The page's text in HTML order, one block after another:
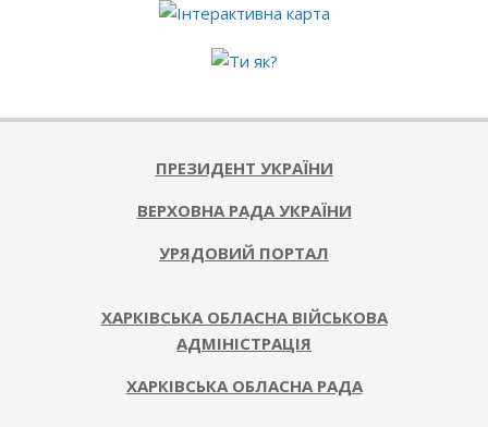
ПРЕЗИДЕНТ УКРАЇНИ
ВЕРХОВНА РАДА УКРАЇНИ
УРЯДОВИЙ ПОРТАЛ
ХАРКІВСЬКА ОБЛАСНА ВІЙСЬКОВА
АДМІНІСТРАЦІЯ
ХАРКІВСЬКА ОБЛАСНА РАДА